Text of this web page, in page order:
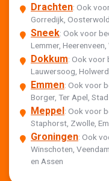
Drachten: Ook
Gorredijk,
Sneek: Ook voor
Lemmer,
Dokkum: Ook voor
Lauwersoog,
Emmen: Ook voor
Borger, Ter Apel,
Meppel: Ook voor
Staphorst, Zwolle,
Groningen: Ook
Winschoten,
en Assen